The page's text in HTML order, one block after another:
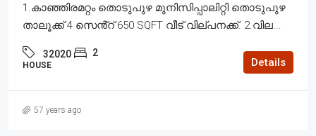
1.കാഞ്ഞിരമറ്റം തൊടുപുഴ മുനിസിപ്പാലിറ്റി തൊടുപുഴ
താലൂക്ക് 4 സെൻ്റ് 650 SQFT വീട് വില്പനക്ക്. 2.വില...
32020 2
HOUSE Details
57 years ago